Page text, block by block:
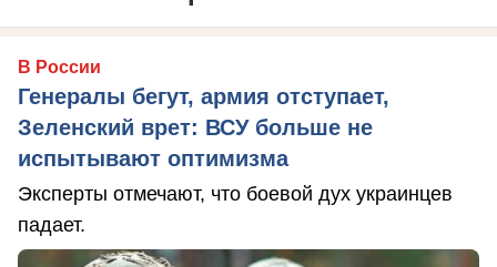
В России
Генералы бегут, армия отступает,
Зеленский врет: ВСУ больше не
испытывают оптимизма
Эксперты отмечают, что боевой дух украинцев
падает.